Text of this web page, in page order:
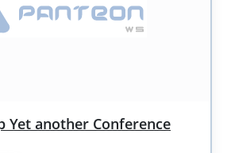
another Conference